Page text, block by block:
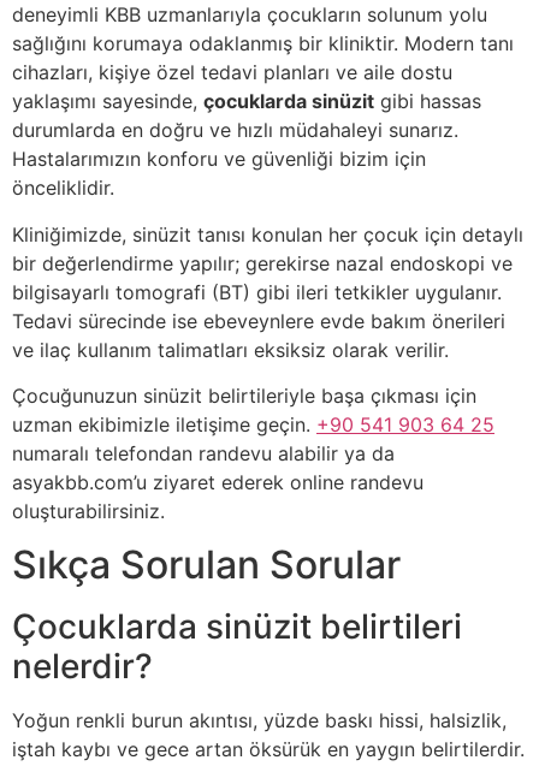
deneyimli KBB uzmanlarıyla çocukların solunum yolu
sağlığını korumaya odaklanmış bir kliniktir. Modern tanı
cihazları, kişiye özel tedavi planları ve aile dostu
yaklaşımı sayesinde, çocuklarda sinüzit gibi hassas
durumlarda en doğru ve hızlı müdahaleyi sunarız.
Hastalarımızın konforu ve güvenliği bizim için
önceliklidir.
Kliniğimizde, sinüzit tanısı konulan her çocuk için detaylı
bir değerlendirme yapılır; gerekirse nazal endoskopi ve
bilgisayarlı tomografi (BT) gibi ileri tetkikler uygulanır.
Tedavi sürecinde ise ebeveynlere evde bakım önerileri
ve ilaç kullanım talimatları eksiksiz olarak verilir.
Çocuğunuzun sinüzit belirtileriyle başa çıkması için
uzman ekibimizle iletişime geçin. +90 541 903 64 25
numaralı telefondan randevu alabilir ya da
asyakbb.com’u ziyaret ederek online randevu
oluşturabilirsiniz.
Sıkça Sorulan Sorular
Çocuklarda sinüzit belirtileri
nelerdir?
Yoğun renkli burun akıntısı, yüzde baskı hissi, halsizlik,
iştah kaybı ve gece artan öksürük en yaygın belirtilerdir.